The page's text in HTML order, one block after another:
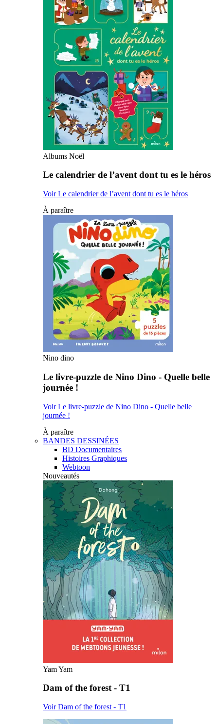
Albums Noël
Le calendrier de l’avent dont tu es le héros
Voir Le calendrier de l’avent dont tu es le héros
À paraître
Nino dino
Le livre-puzzle de Nino Dino - Quelle belle
journée !
Voir Le livre-puzzle de Nino Dino - Quelle belle
journée !
À paraître
BANDES DESSINÉES
BD Documentaires
Histoires Graphiques
Webtoon
Nouveautés
Yam Yam
Dam of the forest - T1
Voir Dam of the forest - T1